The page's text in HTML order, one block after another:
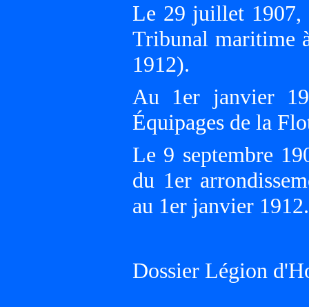
Le 29 juillet 1907,
Tribunal maritime
1912).
Au 1er janvier
Équipages de la
Le 9 septembre
du 1er
au 1er janvier 1912.
Dossier Légion